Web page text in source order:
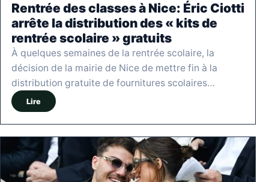
Rentrée des classes à Nice: Éric Ciotti
arrête la distribution des « kits de
rentrée scolaire » gratuits
À quelques semaines de la rentrée scolaire, la
décision de la mairie de Nice de mettre fin à la
distribution gratuite de fournitures scolaires…
Lire